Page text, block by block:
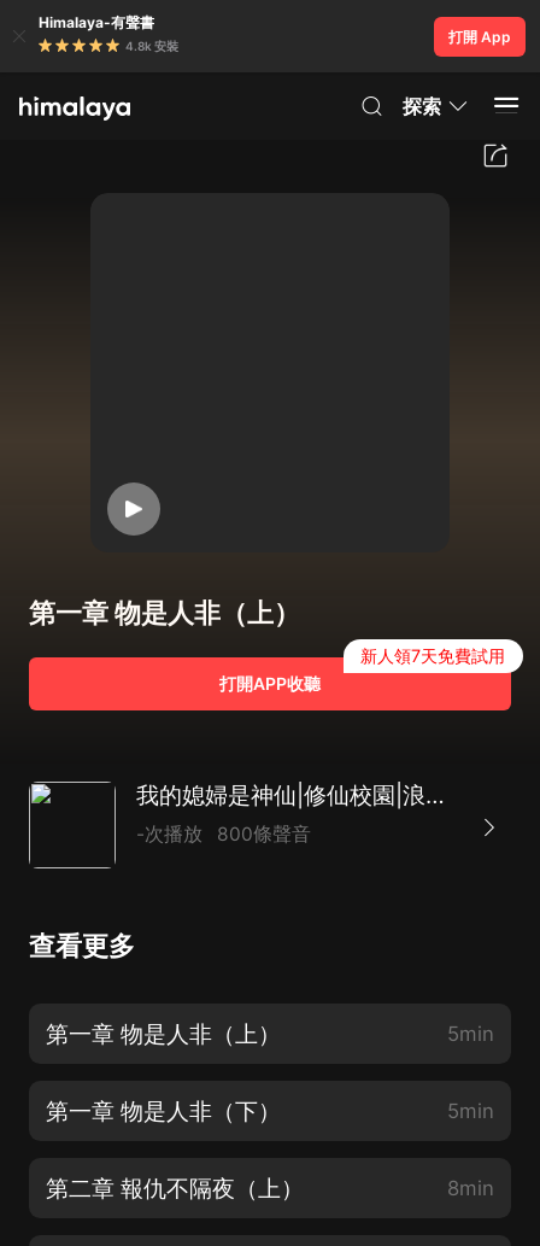
Himalaya-有聲書
4.8k 安裝
打開 App
探索
第一章 物是人非（上）
打開APP收聽
新人領7天免費試用
我的媳婦是神仙|修仙校園|浪漫言情|AI多播
-次播放 800條聲音
查看更多
第一章 物是人非（上） 5min
第一章 物是人非（下） 5min
第二章 報仇不隔夜（上） 8min